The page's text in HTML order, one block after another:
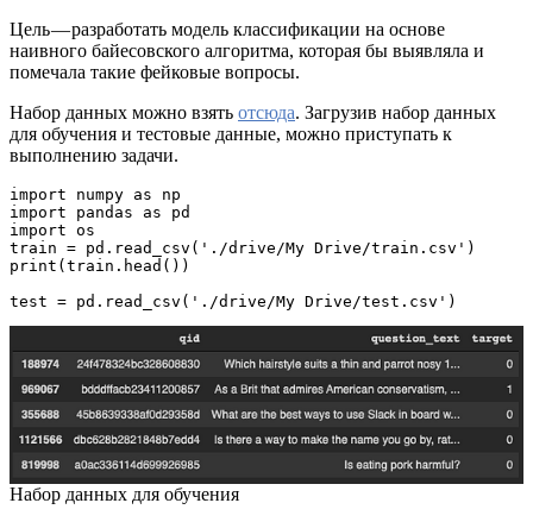
Цель — разработать модель классификации на основе
наивного байесовского алгоритма, которая бы выявляла и
помечала такие фейковые вопросы.
Набор данных можно взять отсюда. Загрузив набор данных
для обучения и тестовые данные, можно приступать к
выполнению задачи.
import numpy as np
import pandas as pd
import os
train = pd.read_csv('./drive/My Drive/train.csv')
print(train.head())
test = pd.read_csv('./drive/My Drive/test.csv')
Набор данных для обучения